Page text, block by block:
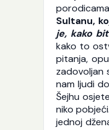
Sultanu,
je, kako
kako to
pitanja,
zadovoljan
nam ljudi
Šejhu
niko
jednoj